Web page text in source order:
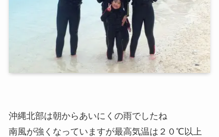
沖縄北部は朝からあいにくの雨でしたね
南風が強くなっていますが最高気温は２０℃以上